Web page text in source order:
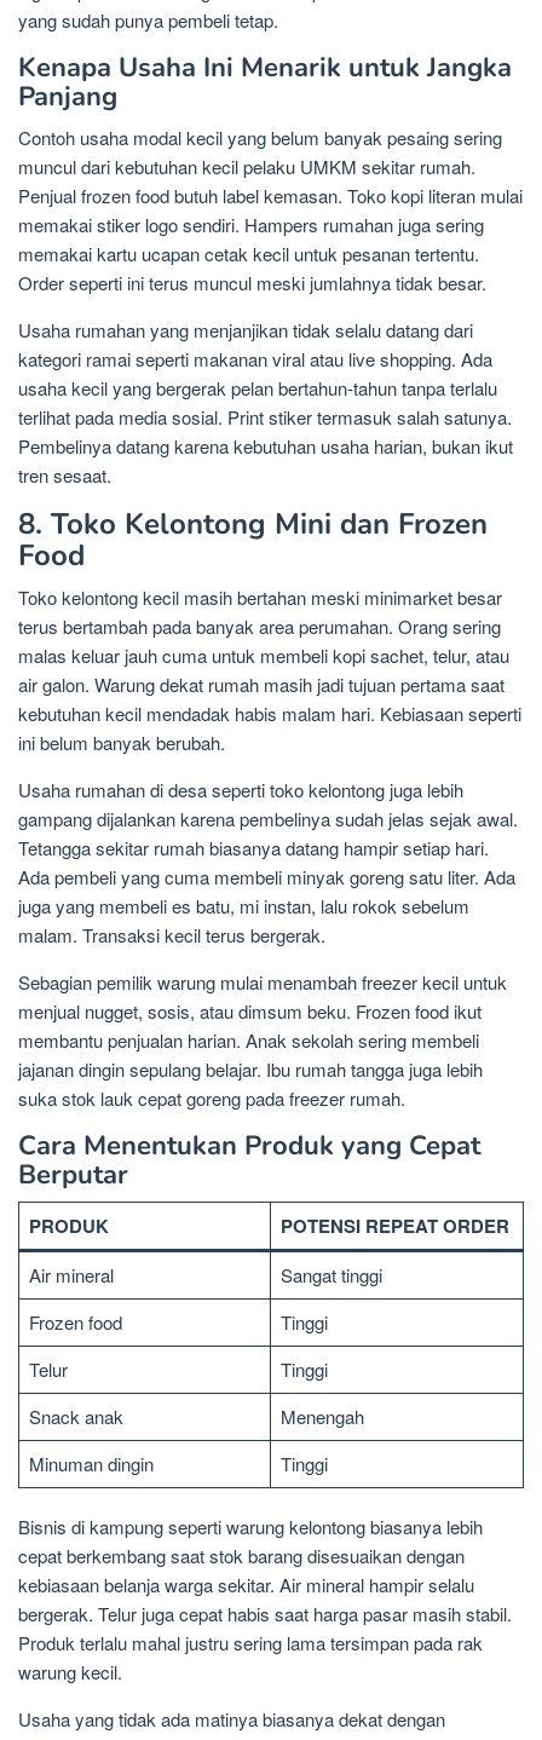
yang sudah punya pembeli tetap.
Kenapa Usaha Ini Menarik untuk Jangka
Panjang
Contoh usaha modal kecil yang belum banyak pesaing sering
muncul dari kebutuhan kecil pelaku UMKM sekitar rumah.
Penjual frozen food butuh label kemasan. Toko kopi literan mulai
memakai stiker logo sendiri. Hampers rumahan juga sering
memakai kartu ucapan cetak kecil untuk pesanan tertentu.
Order seperti ini terus muncul meski jumlahnya tidak besar.
Usaha rumahan yang menjanjikan tidak selalu datang dari
kategori ramai seperti makanan viral atau live shopping. Ada
usaha kecil yang bergerak pelan bertahun-tahun tanpa terlalu
terlihat pada media sosial. Print stiker termasuk salah satunya.
Pembelinya datang karena kebutuhan usaha harian, bukan ikut
tren sesaat.
8. Toko Kelontong Mini dan Frozen
Food
Toko kelontong kecil masih bertahan meski minimarket besar
terus bertambah pada banyak area perumahan. Orang sering
malas keluar jauh cuma untuk membeli kopi sachet, telur, atau
air galon. Warung dekat rumah masih jadi tujuan pertama saat
kebutuhan kecil mendadak habis malam hari. Kebiasaan seperti
ini belum banyak berubah.
Usaha rumahan di desa seperti toko kelontong juga lebih
gampang dijalankan karena pembelinya sudah jelas sejak awal.
Tetangga sekitar rumah biasanya datang hampir setiap hari.
Ada pembeli yang cuma membeli minyak goreng satu liter. Ada
juga yang membeli es batu, mi instan, lalu rokok sebelum
malam. Transaksi kecil terus bergerak.
Sebagian pemilik warung mulai menambah freezer kecil untuk
menjual nugget, sosis, atau dimsum beku. Frozen food ikut
membantu penjualan harian. Anak sekolah sering membeli
jajanan dingin sepulang belajar. Ibu rumah tangga juga lebih
suka stok lauk cepat goreng pada freezer rumah.
Cara Menentukan Produk yang Cepat
Berputar
PRODUK POTENSI REPEAT ORDER
Air mineral
Sangat tinggi
Frozen food
Tinggi
Telur
Tinggi
Snack anak
Menengah
Minuman dingin
Tinggi
Bisnis di kampung seperti warung kelontong biasanya lebih
cepat berkembang saat stok barang disesuaikan dengan
kebiasaan belanja warga sekitar. Air mineral hampir selalu
bergerak. Telur juga cepat habis saat harga pasar masih stabil.
Produk terlalu mahal justru sering lama tersimpan pada rak
warung kecil.
Usaha yang tidak ada matinya biasanya dekat dengan